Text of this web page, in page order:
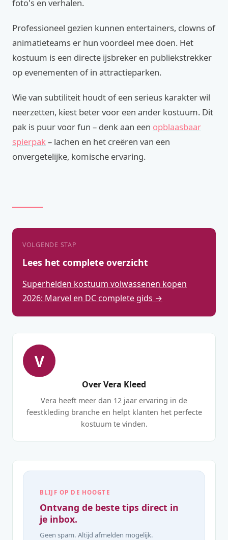
foto's en verhalen.
Professioneel gezien kunnen entertainers, clowns of
animatieteams er hun voordeel mee doen. Het
kostuum is een directe ijsbreker en publiekstrekker
op evenementen of in attractieparken.
Wie van subtiliteit houdt of een serieus karakter wil
neerzetten, kiest beter voor een ander kostuum. Dit
pak is puur voor fun – denk aan een opblaasbaar
spierpak– lachen en het creëren van een
onvergetelijke, komische ervaring.
VOLGENDE STAP
Lees het complete overzicht
Superhelden kostuum volwassenen kopen
2026: Marvel en DC complete gids →
V
Over Vera Kleed
Vera heeft meer dan 12 jaar ervaring in de
feestkleding branche en helpt klanten het perfecte
kostuum te vinden.
BLIJF OP DE HOOGTE
Ontvang de beste tips direct in
je inbox.
Geen spam. Altijd afmelden mogelijk.